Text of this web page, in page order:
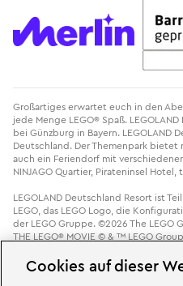
Großartiges erwartet euch in den
jede Menge LEGO® Spaß.
bei Günzburg in Bayern.
Deutschland. Der Themenpark
auch ein Feriendorf mit
NINJAGO Quartier, Pirateninsel
LEGOLAND Deutschland Resort ist
LEGO, das LEGO Logo, die
der LEGO Gruppe. ©2026 The LEGO
THE LEGO® MOVIE © & ™ LEGO
Cookies auf dieser